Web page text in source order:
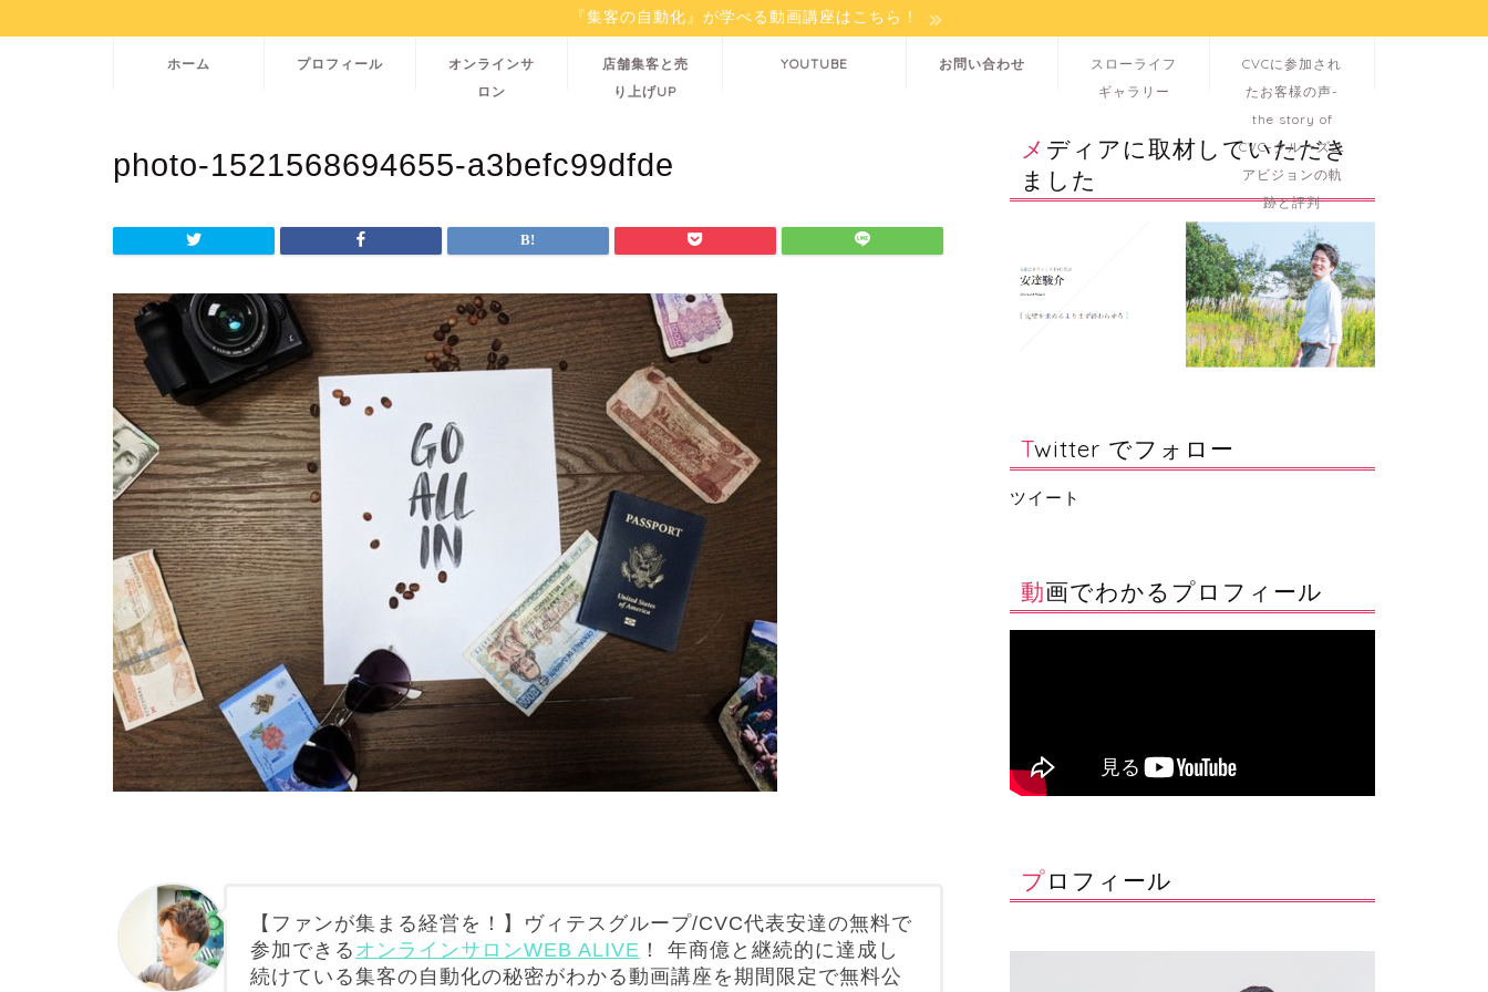
『集客の自動化』が学べる動画講座はこちら！
ホーム プロフィール
オンラインサ
ロン
店舗集客と売
り上げUP
YOUTUBE お問い合わせ
スローライフ
ギャラリー
CVCに参加され
たお客様の声-
the story of
CVC-クルーズユ
アビジョンの軌
跡と評判
photo-1521568694655-a3befc99dfde
【ファンが集まる経営を！】ヴィテスグループ/CVC代表安達の無料で
参加できる オンラインサロンWEB ALIVE ！ 年商億と継続的に達成し
続けている集客の自動化の秘密がわかる動画講座を期間限定で無料公
メディアに取材していただき
ました
Twitter でフォロー
ツイート
動画でわかるプロフィール
プロフィール